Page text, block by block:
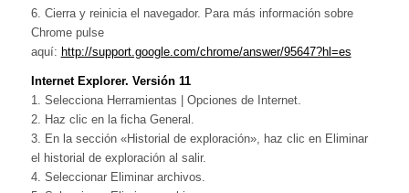
6. Cierra y reinicia el navegador. Para más información sobre
Chrome pulse
aquí: http://support.google.com/chrome/answer/95647?hl=es
Internet Explorer. Versión 11
1. Selecciona Herramientas | Opciones de Internet.
2. Haz clic en la ficha General.
3. En la sección «Historial de exploración», haz clic en Eliminar
el historial de exploración al salir.
4. Seleccionar Eliminar archivos.